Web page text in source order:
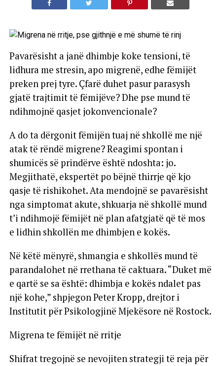
Pavarësisht a janë dhimbje koke tensioni, të
lidhura me stresin, apo migrenë, edhe fëmijët
preken prej tyre. Çfarë duhet pasur parasysh
gjatë trajtimit të fëmijëve? Dhe pse mund të
ndihmojnë qasjet jokonvencionale?
A do ta dërgonit fëmijën tuaj në shkollë me një
atak të rëndë migrene? Reagimi spontan i
shumicës së prindërve është ndoshta: jo.
Megjithatë, ekspertët po bëjnë thirrje që kjo
qasje të rishikohet. Ata mendojnë se pavarësisht
nga simptomat akute, shkuarja në shkollë mund
t’i ndihmojë fëmijët në plan afatgjatë që të mos
e lidhin shkollën me dhimbjen e kokës.
Në këtë mënyrë, shmangia e shkollës mund të
parandalohet në rrethana të caktuara. “Duket më
e qartë se sa është: dhimbja e kokës ndalet pas
një kohe,” shpjegon Peter Kropp, drejtor i
Institutit për Psikologjinë Mjekësore në Rostock.
Migrena te fëmijët në rritje
Shifrat tregojnë se nevojiten strategji të reja për